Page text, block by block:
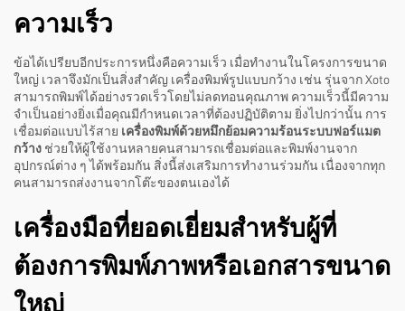
ความเร็ว
ข้อได้เปรียบอีกประการหนึ่งคือความเร็ว เมื่อทำงานในโครงการขนาด
ใหญ่ เวลาจึงมักเป็นสิ่งสำคัญ เครื่องพิมพ์รูปแบบกว้าง เช่น รุ่นจาก Xoto
สามารถพิมพ์ได้อย่างรวดเร็วโดยไม่ลดทอนคุณภาพ ความเร็วนี้มีความ
จำเป็นอย่างยิ่งเมื่อคุณมีกำหนดเวลาที่ต้องปฏิบัติตาม ยิ่งไปกว่านั้น การ
เชื่อมต่อแบบไร้สาย เครื่องพิมพ์ด้วยหมึกย้อมความร้อนระบบฟอร์แมต
กว้าง ช่วยให้ผู้ใช้งานหลายคนสามารถเชื่อมต่อและพิมพ์งานจาก
อุปกรณ์ต่าง ๆ ได้พร้อมกัน สิ่งนี้ส่งเสริมการทำงานร่วมกัน เนื่องจากทุก
คนสามารถส่งงานจากโต๊ะของตนเองได้
เครื่องมือที่ยอดเยี่ยมสำหรับผู้ที่
ต้องการพิมพ์ภาพหรือเอกสารขนาด
ใหญ่